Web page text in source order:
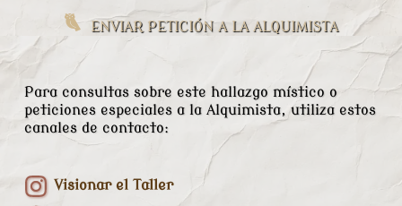
ENVIAR PETICIÓN A LA ALQUIMISTA
Para consultas sobre este hallazgo místico o
peticiones especiales a la Alquimista, utiliza estos
canales de contacto:
Visionar el Taller